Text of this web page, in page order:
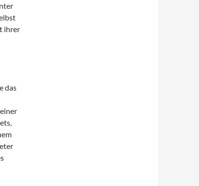
ihrer
das